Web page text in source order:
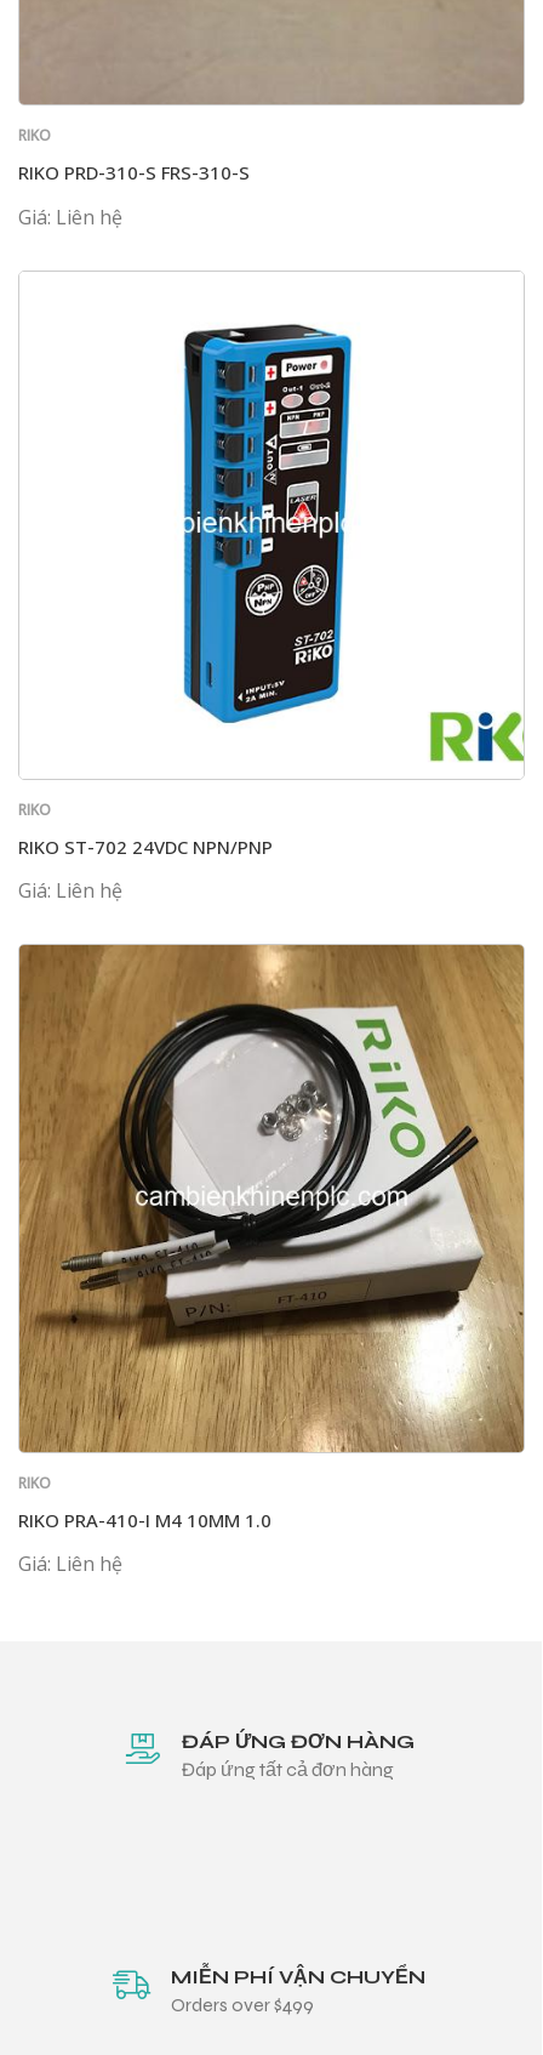
RIKO
RIKO PRD-310-S FRS-310-S
Giá: Liên hệ
RIKO
RIKO ST-702 24VDC NPN/PNP
Giá: Liên hệ
RIKO
RIKO PRA-410-I M4 10MM 1.0
Giá: Liên hệ
ĐÁP ỨNG ĐƠN HÀNG
Đáp ứng tất cả đơn hàng
MIỄN PHÍ VẬN CHUYỂN
Orders over $499